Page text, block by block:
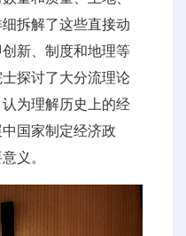
拆解了这些直接动
新、制度和地理等
探讨了大分流理论
为理解历史上的经
国家制定经济政
义。